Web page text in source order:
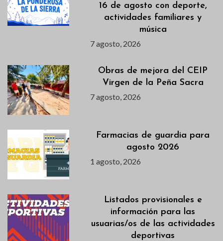
16 de agosto con deporte,
actividades familiares y
música
7 agosto, 2026
Obras de mejora del CEIP
Virgen de la Peña Sacra
7 agosto, 2026
Farmacias de guardia para
agosto 2026
1 agosto, 2026
Listados provisionales e
información para las
usuarias/os de las actividades
deportivas